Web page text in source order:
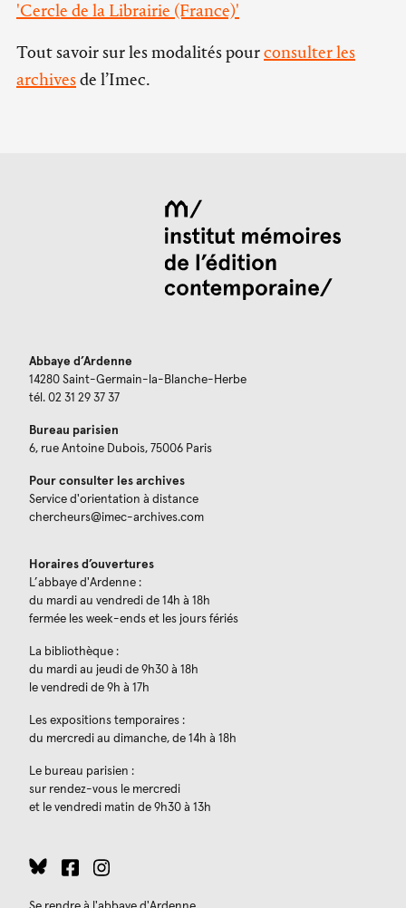
'Cercle de la Librairie (France)'
Tout savoir sur les modalités pourconsulter les
archivesde l’Imec.
Abbaye d’Ardenne
14280 Saint-Germain-la-Blanche-Herbe
tél. 02 31 29 37 37
Bureau parisien
6, rue Antoine Dubois, 75006 Paris
Pour consulter les archives
Service d'orientation à distance
chercheurs@imec-archives.com
Horaires d’ouvertures
L’abbaye d'Ardenne :
du mardi au vendredi de 14h à 18h
fermée les week-ends et les jours fériés
La bibliothèque :
du mardi au jeudi de 9h30 à 18h
le vendredi de 9h à 17h
Les expositions temporaires :
du mercredi au dimanche, de 14h à 18h
Le bureau parisien :
sur rendez-vous le mercredi
et le vendredi matin de 9h30 à 13h